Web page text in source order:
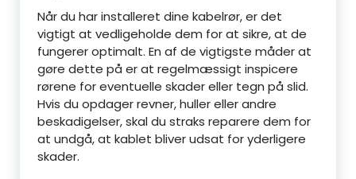
Når du har installeret dine kabelrør, er det
vigtigt at vedligeholde dem for at sikre, at de
fungerer optimalt. En af de vigtigste måder at
gøre dette på er at regelmæssigt inspicere
rørene for eventuelle skader eller tegn på slid.
Hvis du opdager revner, huller eller andre
beskadigelser, skal du straks reparere dem for
at undgå, at kablet bliver udsat for yderligere
skader.